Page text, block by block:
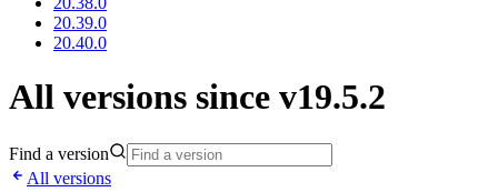
20.39.0
20.40.0
All versions since v19.5.2
Find a version
All versions